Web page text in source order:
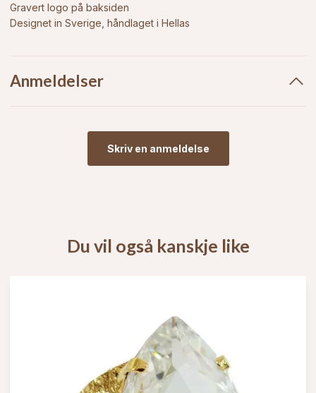
Gravert logo på baksiden
Designet in Sverige, håndlaget i Hellas
Anmeldelser
Skriv en anmeldelse
Du vil også kanskje like